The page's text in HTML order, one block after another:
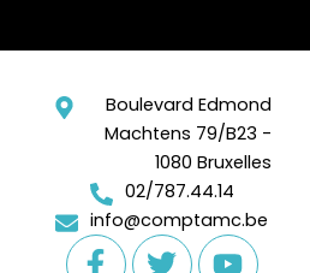
Boulevard Edmond
Machtens 79/B23 -
1080 Bruxelles
02/787.44.14
info@comptamc.be
F
T
Y